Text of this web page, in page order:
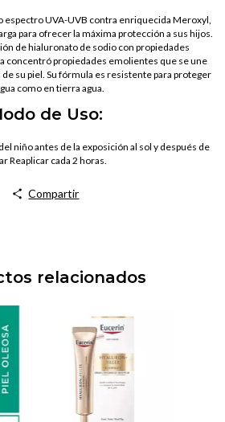
espectro UVA-UVB contra enriquecida Meroxyl,
para ofrecer la máxima protección a sus hijos.
de hialuronato de sodio con propiedades
concentró propiedades emolientes que se une
su piel. Su fórmula es resistente para proteger
como en tierra agua.
de Uso:
niño antes de la exposición al sol y después de
Reaplicar cada 2 horas.
Compartir
relacionados